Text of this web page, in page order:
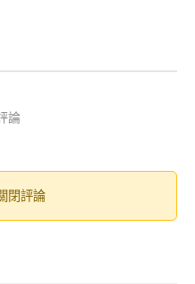
論
閉評論